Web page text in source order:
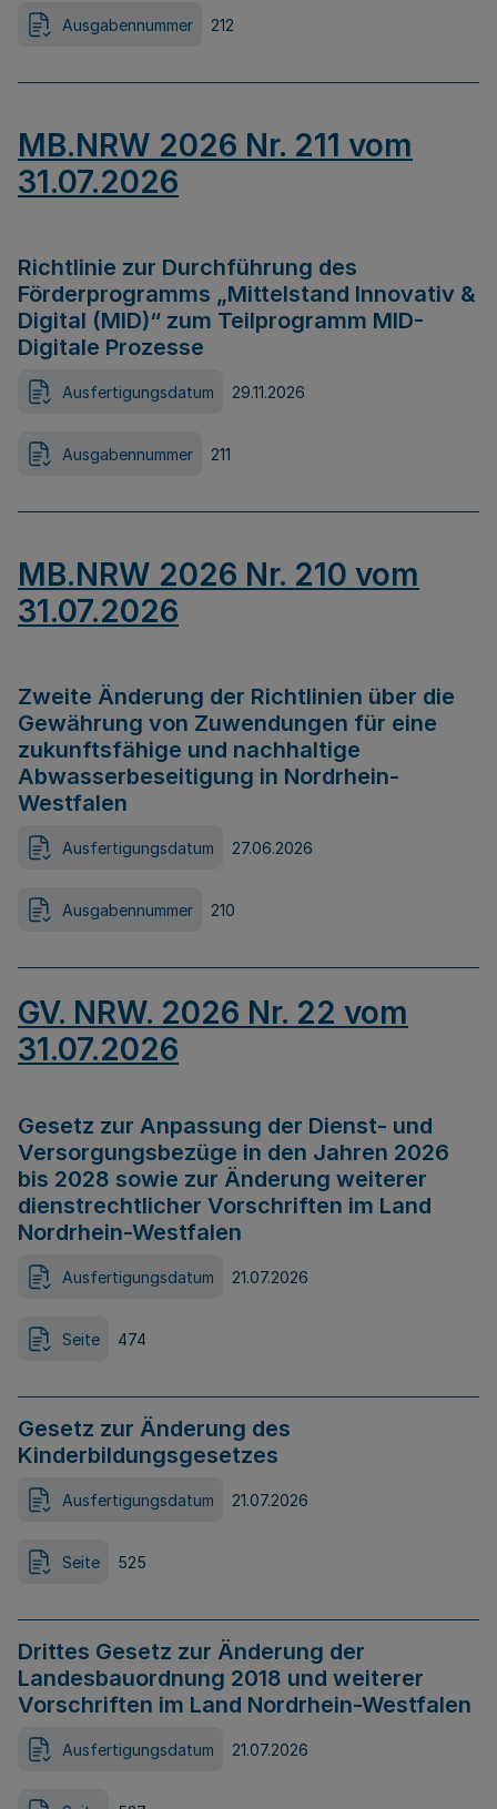
Ausgabennummer 212
MB.NRW 2026 Nr. 211 vom
31.07.2026
Richtlinie zur Durchführung des
Förderprogramms „Mittelstand Innovativ &
Digital (MID)“ zum Teilprogramm MID-
Digitale Prozesse
Ausfertigungsdatum 29.11.2026
Ausgabennummer 211
MB.NRW 2026 Nr. 210 vom
31.07.2026
Zweite Änderung der Richtlinien über die
Gewährung von Zuwendungen für eine
zukunftsfähige und nachhaltige
Abwasserbeseitigung in Nordrhein-
Westfalen
Ausfertigungsdatum 27.06.2026
Ausgabennummer 210
GV. NRW. 2026 Nr. 22 vom
31.07.2026
Gesetz zur Anpassung der Dienst- und
Versorgungsbezüge in den Jahren 2026
bis 2028 sowie zur Änderung weiterer
dienstrechtlicher Vorschriften im Land
Nordrhein-Westfalen
Ausfertigungsdatum 21.07.2026
Seite 474
Gesetz zur Änderung des
Kinderbildungsgesetzes
Ausfertigungsdatum 21.07.2026
Seite 525
Drittes Gesetz zur Änderung der
Landesbauordnung 2018 und weiterer
Vorschriften im Land Nordrhein-Westfalen
Ausfertigungsdatum 21.07.2026